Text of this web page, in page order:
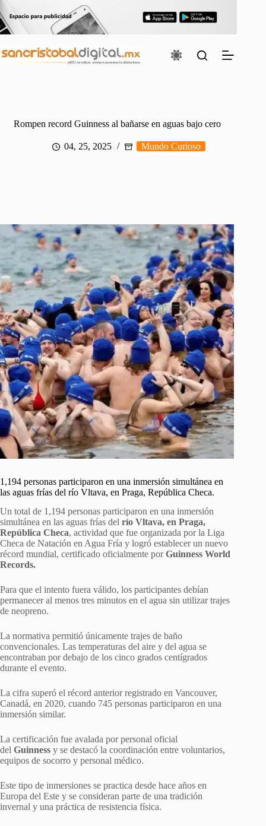
al
contenido
Rompen record Guinness al bañarse en aguas bajo cero
04, 25, 2025 Mundo Curioso
1,194 personas participaron en una inmersión simultánea en
las aguas frías del río Vltava, en Praga, República Checa.
Un total de 1,194 personas participaron en una inmersión
simultánea en las aguas frías del río Vltava, en Praga,
República Checa, actividad que fue organizada por la Liga
Checa de Natación en Agua Fría y logró establecer un nuevo
récord mundial, certificado oficialmente porGuinness World
Records.
Para que el intento fuera válido, los participantes debían
permanecer al menos tres minutos en el agua sin utilizar trajes
de neopreno.
La normativa permitió únicamente trajes de baño
convencionales. Las temperaturas del aire y del agua se
encontraban por debajo de los cinco grados centígrados
durante el evento.
La cifra superó el récord anterior registrado en Vancouver,
Canadá, en 2020, cuando 745 personas participaron en una
inmersión similar.
La certificación fue avalada por personal oficial
del Guinness y se destacó la coordinación entre voluntarios,
equipos de socorro y personal médico.
Este tipo de inmersiones se practica desde hace años en
Europa del Este y se consideran parte de una tradición
invernal y una práctica de resistencia física.